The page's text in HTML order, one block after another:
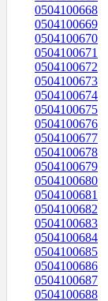
0504100668
0504100669
0504100670
0504100671
0504100672
0504100673
0504100674
0504100675
0504100676
0504100677
0504100678
0504100679
0504100680
0504100681
0504100682
0504100683
0504100684
0504100685
0504100686
0504100687
0504100688